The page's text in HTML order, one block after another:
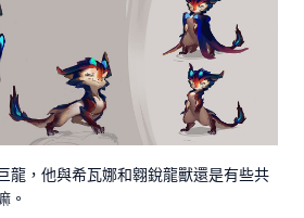
龍，他與希瓦娜和翱銳龍獸還是有些共
。